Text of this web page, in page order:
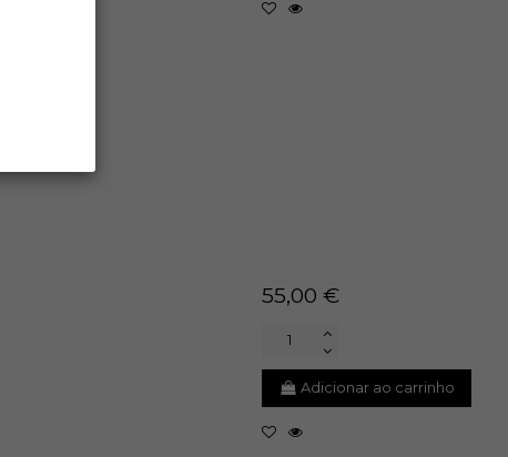
55,00 €
Adicionar ao carrinho